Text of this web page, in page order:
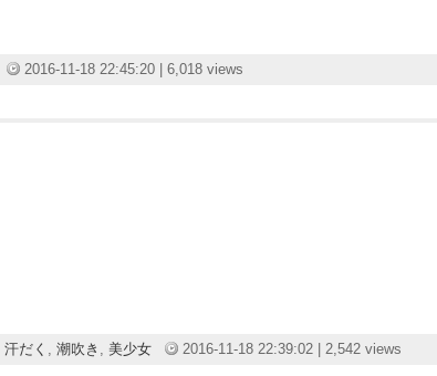
2016-11-18 22:45:20 | 6,018 views
汗だく 潮吹き 美少女 2016-11-18 22:39:02 | 2,542 views